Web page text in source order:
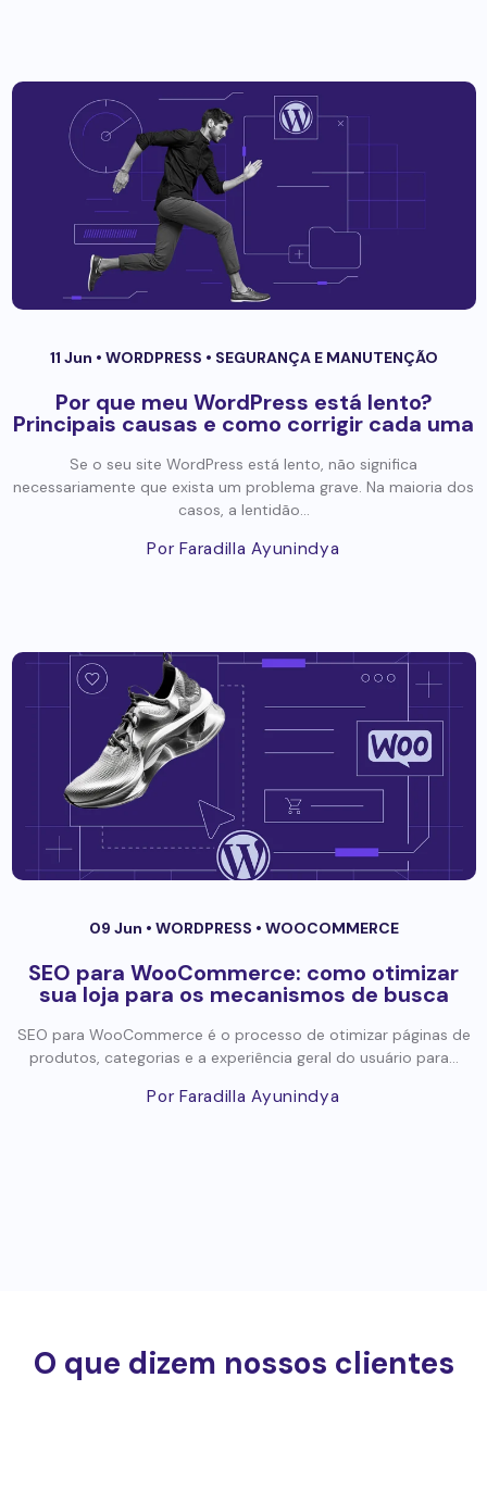
11 Jun • WORDPRESS • SEGURANÇA E MANUTENÇÃO
Por que meu WordPress está lento?
Principais causas e como corrigir cada uma
Se o seu site WordPress está lento, não significa
necessariamente que exista um problema grave. Na maioria dos
casos, a lentidão...
Por Faradilla Ayunindya
09 Jun • WORDPRESS • WOOCOMMERCE
SEO para WooCommerce: como otimizar
sua loja para os mecanismos de busca
SEO para WooCommerce é o processo de otimizar páginas de
produtos, categorias e a experiência geral do usuário para...
Por Faradilla Ayunindya
O que dizem nossos clientes